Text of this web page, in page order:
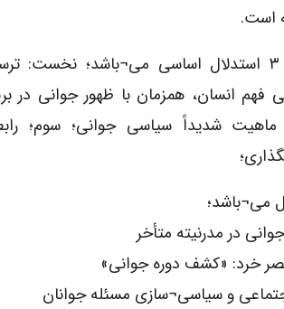
است.
این کتاب شامل ۳ استدلال اساسی می¬باشد؛ نخست:
انسان، همزمان با ظهور جوانی در
شدیداً سیاسی جوانی؛ سوم؛
در مدرنیته متأخر
خرد: «کشف دوره جوانی»
و سیاسی¬سازی مسئله جوانان